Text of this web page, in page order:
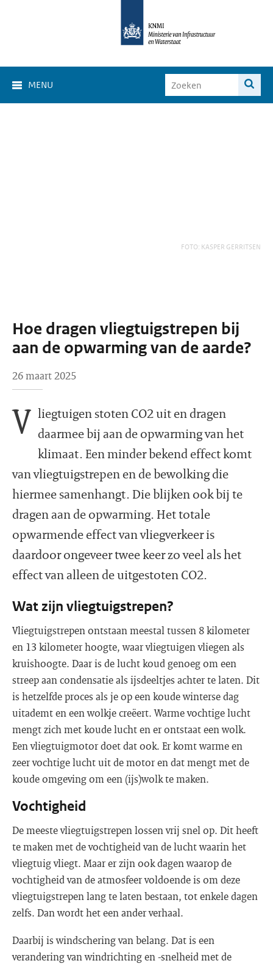
MENU
FOTO: KASPER GERRITSEN
Hoe dragen vliegtuigstrepen bij
aan de opwarming van de aarde?
26 maart 2025
V liegtuigen stoten CO2 uit en dragen
daarmee bij aan de opwarming van het
klimaat. Een minder bekend effect komt
van vliegtuigstrepen en de bewolking die
hiermee samenhangt. Die blijken ook bij te
dragen aan de opwarming. Het totale
opwarmende effect van vliegverkeer is
daardoor ongeveer twee keer zo veel als het
effect van alleen de uitgestoten CO2.
Wat zijn vliegtuigstrepen?
Vliegtuigstrepen ontstaan meestal tussen 8 kilometer
en 13 kilometer hoogte, waar vliegtuigen vliegen als
kruishoogte. Daar is de lucht koud genoeg om een
streep aan condensatie als ijsdeeltjes achter te laten. Dit
is hetzelfde proces als je op een koude winterse dag
uitademt en een wolkje creëert. Warme vochtige lucht
mengt zich met koude lucht en er ontstaat een wolk.
Een vliegtuigmotor doet dat ook. Er komt warme en
zeer vochtige lucht uit de motor en dat mengt met de
koude omgeving om een (ijs)wolk te maken.
Vochtigheid
De meeste vliegtuigstrepen lossen vrij snel op. Dit heeft
te maken met de vochtigheid van de lucht waarin het
vliegtuig vliegt. Maar er zijn ook dagen waarop de
vochtigheid van de atmosfeer voldoende is om deze
vliegtuigstrepen lang te laten bestaan, tot enkele dagen
zelfs. Dan wordt het een ander verhaal.
Daarbij is windschering van belang. Dat is een
verandering van windrichting en -snelheid met de